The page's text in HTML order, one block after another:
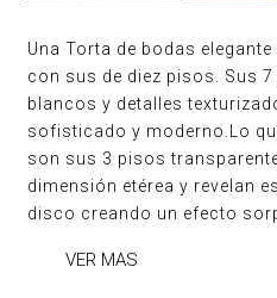
Una Torta de bodas
con sus de diez pisos. Sus
blancos y detalles
sofisticado y moderno.Lo
son sus 3 pisos
dimensión etérea y revelan
disco creando un efecto
VER MAS